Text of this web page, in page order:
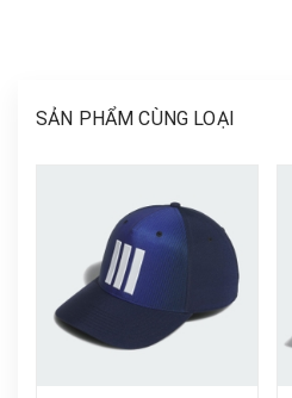
SẢN PHẨM CÙNG LOẠI